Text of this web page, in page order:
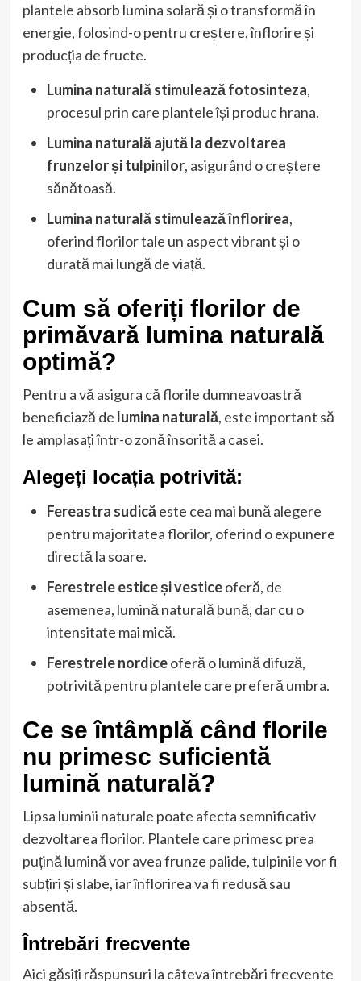
plantele absorb lumina solară și o transformă în
energie, folosind-o pentru creștere, înflorire și
producția de fructe.
Lumina naturală stimulează fotosinteza,
procesul prin care plantele își produc hrana.
Lumina naturală ajută la dezvoltarea
frunzelor și tulpinilor, asigurând o creștere
sănătoasă.
Lumina naturală stimulează înflorirea,
oferind florilor tale un aspect vibrant și o
durată mai lungă de viață.
Cum să oferiți florilor de
primăvară lumina naturală
optimă?
Pentru a vă asigura că florile dumneavoastră
beneficiază de lumina naturală, este important să
le amplasați într-o zonă însorită a casei.
Alegeți locația potrivită:
Fereastra sudicăeste cea mai bună alegere
pentru majoritatea florilor, oferind o expunere
directă la soare.
Ferestrele estice și vesticeoferă, de
asemenea, lumină naturală bună, dar cu o
intensitate mai mică.
Ferestrele nordiceoferă o lumină difuză,
potrivită pentru plantele care preferă umbra.
Ce se întâmplă când florile
nu primesc suficientă
lumină naturală?
Lipsa luminii naturale poate afecta semnificativ
dezvoltarea florilor. Plantele care primesc prea
puțină lumină vor avea frunze palide, tulpinile vor fi
subțiri și slabe, iar înflorirea va fi redusă sau
absentă.
Întrebări frecvente
Aici găsiți răspunsuri la câteva întrebări frecvente